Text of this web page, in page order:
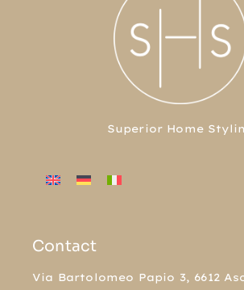
Superior Home
Contact
Via Bartolomeo Papio 3, 6612